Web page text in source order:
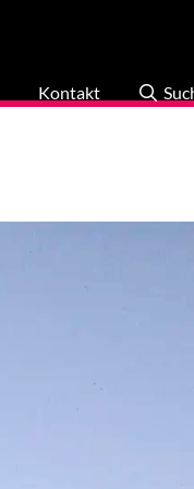
Kontakt